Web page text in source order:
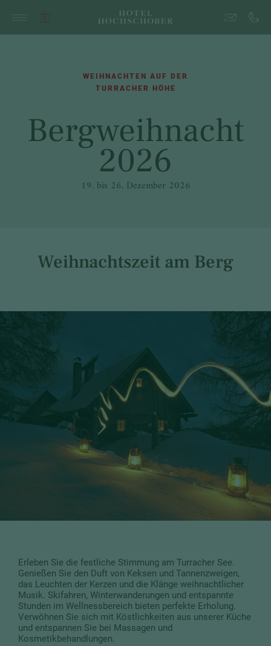
WEIHNACHTEN AUF DER
TURRACHER HÖHE
Bergweihnacht
2026
19. bis 26. Dezember 2026
Weihnachtszeit am Berg
Erleben Sie die festliche Stimmung am Turracher See.
Genießen Sie den Duft von Keksen und Tannenzweigen,
das Leuchten der Kerzen und die Klänge weihnachtlicher
Musik. Skifahren, Winterwanderungen und entspannte
Stunden im Wellnessbereich bieten perfekte Erholung.
Verwöhnen Sie sich mit Köstlichkeiten aus unserer Küche
und entspannen Sie bei Massagen und
Kosmetikbehandlungen.